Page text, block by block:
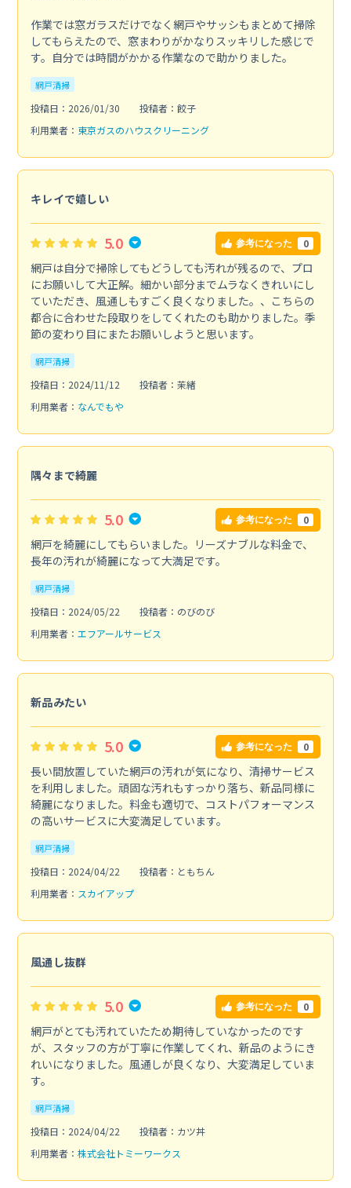
作業では窓ガラスだけでなく網戸やサッシもまとめて掃除
してもらえたので、窓まわりがかなりスッキリした感じで
す。自分では時間がかかる作業なので助かりました。
網戸清掃
投稿日：2026/01/30
投稿者：餃子
利用業者： 東京ガスのハウスクリーニング
キレイで嬉しい
5.0 参考になった 0
網戸は自分で掃除してもどうしても汚れが残るので、プロ
にお願いして大正解。細かい部分までムラなくきれいにし
ていただき、風通しもすごく良くなりました。、こちらの
都合に合わせた段取りをしてくれたのも助かりました。季
節の変わり目にまたお願いしようと思います。
網戸清掃
投稿日：2024/11/12
投稿者：茉緒
利用業者： なんでもや
隅々まで綺麗
5.0 参考になった 0
網戸を綺麗にしてもらいました。リーズナブルな料金で、
長年の汚れが綺麗になって大満足です。
網戸清掃
投稿日：2024/05/22
投稿者：のびのび
利用業者： エフアールサービス
新品みたい
5.0 参考になった 0
長い間放置していた網戸の汚れが気になり、清掃サービス
を利用しました。頑固な汚れもすっかり落ち、新品同様に
綺麗になりました。料金も適切で、コストパフォーマンス
の高いサービスに大変満足しています。
網戸清掃
投稿日：2024/04/22
投稿者：ともちん
利用業者： スカイアップ
風通し抜群
5.0 参考になった 0
網戸がとても汚れていたため期待していなかったのです
が、スタッフの方が丁寧に作業してくれ、新品のようにき
れいになりました。風通しが良くなり、大変満足していま
す。
網戸清掃
投稿日：2024/04/22
投稿者：カツ丼
利用業者： 株式会社トミーワークス